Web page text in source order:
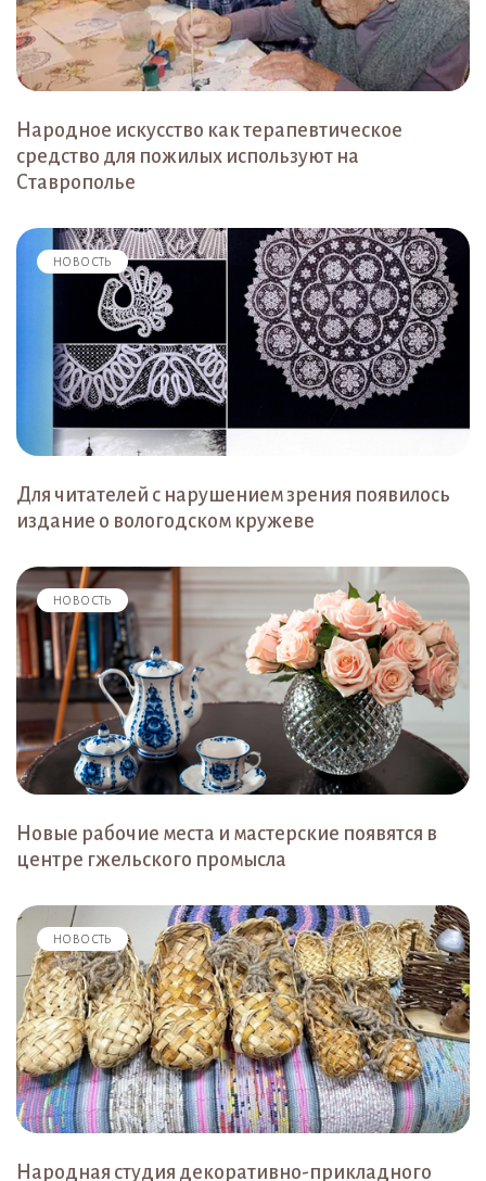
Народное искусство как терапевтическое
средство для пожилых используют на
Ставрополье
НОВОСТЬ
Для читателей с нарушением зрения появилось
издание о вологодском кружеве
НОВОСТЬ
Новые рабочие места и мастерские появятся в
центре гжельского промысла
НОВОСТЬ
Народная студия декоративно-прикладного